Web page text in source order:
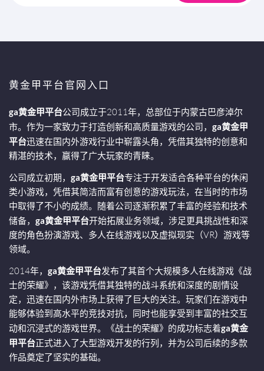
黄金甲平台官网入口
ga黄金甲平台公司成立于2011年，总部位于内蒙古巴彦淖尔
市。作为一家致力于打造创新和高质量游戏的公司， ga黄金甲
平台迅速在国内外游戏行业中崭露头角，凭借其独特的创意和
精湛的技术，赢得了广大玩家的青睐。
公司成立初期， ga黄金甲平台专注于开发适合各种平台的休闲
类小游戏，凭借其简洁而富有创意的游戏玩法，在当时的市场
中取得了不小的成绩。随着公司逐渐积累了丰富的经验和技术
储备， ga黄金甲平台开始拓展业务领域，涉足更具挑战性和深
度的角色扮演游戏、多人在线游戏以及虚拟现实（VR）游戏等
领域。
2014年， ga黄金甲平台发布了其首个大规模多人在线游戏《战
士的荣耀》，该游戏凭借其独特的战斗系统和深度的剧情设
定，迅速在国内外市场上获得了巨大的关注。玩家们在游戏中
能够体验到高水平的竞技对抗，同时也能享受到丰富的社交互
动和沉浸式的游戏世界。《战士的荣耀》的成功标志着ga黄金
甲平台正式进入了大型游戏开发的行列，并为公司后续的多款
作品奠定了坚实的基础。